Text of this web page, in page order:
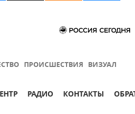
ПРОИСШЕСТВИЯ ВИЗУАЛ
РАДИО КОНТАКТЫ